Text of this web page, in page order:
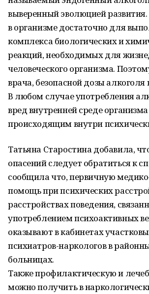
выверенный эволюцией развития.
в организме достаточно для
комплекса биологических и
реакций, необходимых для
человеческого организма.
врача, безопасной дозы алкоголя
В любом случае употребления
вред внутренней среде
происходящим внутри
Татьяна Старостина добавила,
опасений следует обратиться к
сообщила что, первичную
помощь при психических
расстройствах поведения,
употреблением психоактивных
оказывают в кабинетах
психиатров-наркологов в
больницах.
Также профилактическую и
можно получить в